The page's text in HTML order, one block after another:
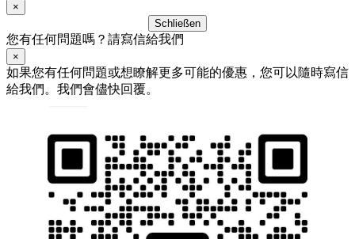
×
Schließen
您有任何問題嗎？請寫信給我們
×
如果您有任何問題或想瞭解更多可能的優惠，您可以隨時寫信
給我們。我們會儘快回覆。